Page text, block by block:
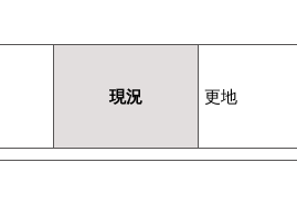
現況 更地